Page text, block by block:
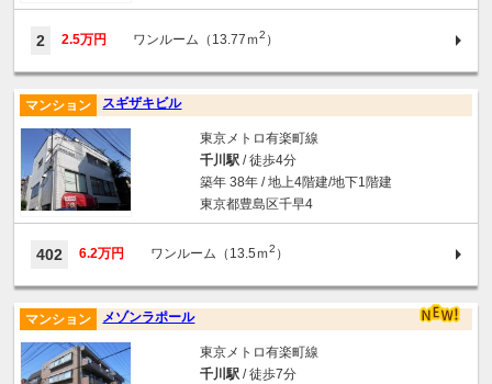
2 2.5万円 ワンルーム（13.77ｍ2 ）
スギザキビル
マンション
東京メトロ有楽町線
千川駅/ 徒歩4分
築年 38年 / 地上4階建/地下1階建
東京都豊島区千早4
402 6.2万円 ワンルーム（13.5ｍ2 ）
メゾンラポール
マンション
東京メトロ有楽町線
千川駅/ 徒歩7分